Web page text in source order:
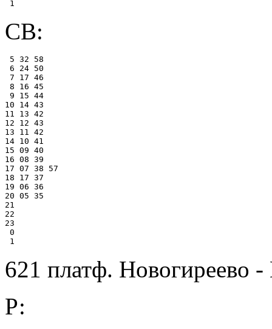
СВ:
5 32 58
6 24 50
7 17 46
8 16 45
9 15 44
10 14 43
11 13 42
12 12 43
13 11 42
14 10 41
15 09 40
16 08 39
17 07 38 57
18 17 37
19 06 36
20 05 35
21
22
23
0
621 платф. Новогиреево -
Р: